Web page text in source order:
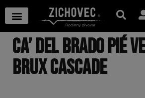
CA’ DEL BRADO PIÉ
BRUX CASCADE